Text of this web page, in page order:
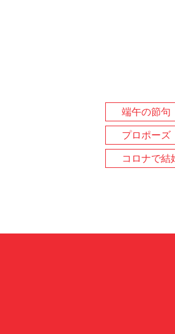
端午の節句
プロポーズ
コロナで結